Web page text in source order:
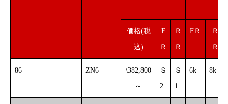
価格(税
込)
F
Ｒ
Ｒ
Ｒ
FＲ Ｒ
Ｒ
86 ZN6 \382,800
～
Ｓ
2
Ｓ
1
6k 8k